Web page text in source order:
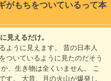
もちをついているって本
えるだけ。
ように見えます。 昔の日本人
ついているように見たのだそう
、生き物は全くいません。 こ
す。 大昔、月の火山が爆発し